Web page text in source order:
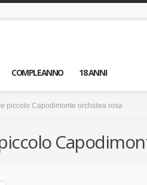
COMPLEANNO 18 ANNI
piccolo Capodimonte orchidea rosa